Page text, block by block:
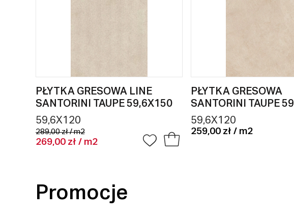
PŁYTKA GRESOWA LINE
SANTORINI TAUPE 59,6X150
59,6X120
289,00 zł / m2
269,00 zł / m2
PŁYTKA GRESOWA
SANTORINI TAUPE
59,6X120
259,00 zł / m2
Promocje